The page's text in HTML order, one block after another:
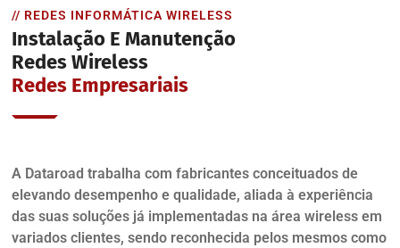
// REDES INFORMÁTICA WIRELESS
Instalação E Manutenção
Redes Wireless
Redes Empresariais
A Dataroad trabalha com fabricantes conceituados de
elevando desempenho e qualidade, aliada à experiência
das suas soluções já implementadas na área wireless em
variados clientes, sendo reconhecida pelos mesmos como